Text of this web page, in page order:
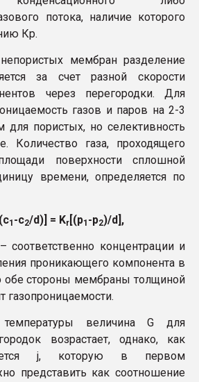
потока, наличие которого
Кр.
мембран разделение
за счет разной скорости
через перегородки. Для
газов и паров на 2-3
для пористых, но селективность
Количество газа, проходящего
поверхности сплошной
времени, определяется по
1 -c2/d)] = Kr [(p1 -p2)/d],
– соответственно концентрации и
проникающего компонента в
обе стороны мембраны толщиной
газопроницаемости.
величина G для
возрастает, однако, как
j, которую в первом
представить как соотношение